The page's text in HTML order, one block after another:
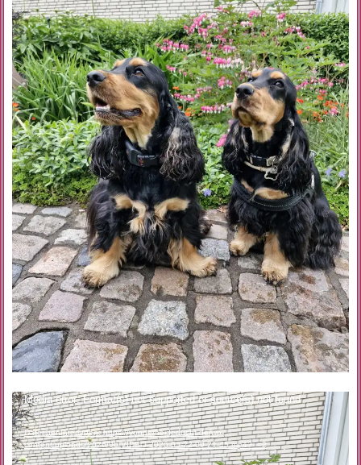
Video-
Player
Media error: Format(s) not supported or source(s) not found
Datei herunterladen: https://vonderheideducht.de/wp-
content/uploads/2026/06/VIDEO-2026-05-22-09-21-45.mp4?_=2